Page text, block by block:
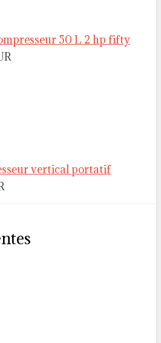
50 L 2 hp fifty
vertical portatif